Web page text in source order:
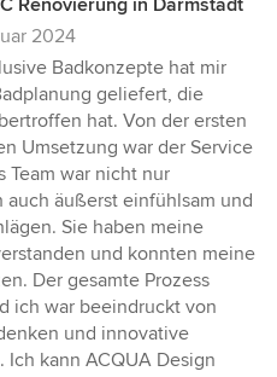
Renovierung in Darmstadt
2024
Badkonzepte hat mir
geliefert, die
hat. Von der ersten
Umsetzung war der Service
Team war nicht nur
auch äußerst einfühlsam und
Sie haben meine
und konnten meine
Der gesamte Prozess
ich war beeindruckt von
und innovative
kann ACQUA Design